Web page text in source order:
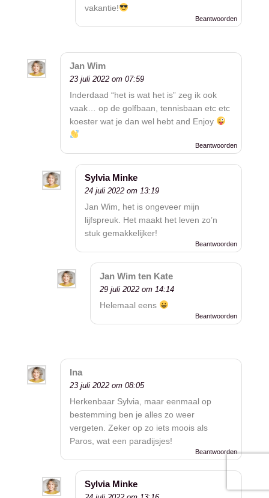
vakantie!
Beantwoorden
Jan Wim
23 juli 2022 om 07:59
Inderdaad “het is wat het is” zeg ik ook
vaak… op de golfbaan, tennisbaan etc etc
koester wat je dan wel hebt and Enjoy
Beantwoorden
Sylvia Minke
24 juli 2022 om 13:19
Jan Wim, het is ongeveer mijn
lijfspreuk. Het maakt het leven zo’n
stuk gemakkelijker!
Beantwoorden
Jan Wim ten Kate
29 juli 2022 om 14:14
Helemaal eens
Beantwoorden
Ina
23 juli 2022 om 08:05
Herkenbaar Sylvia, maar eenmaal op
bestemming ben je alles zo weer
vergeten. Zeker op zo iets moois als
Paros, wat een paradijsjes!
Beantwoorden
Sylvia Minke